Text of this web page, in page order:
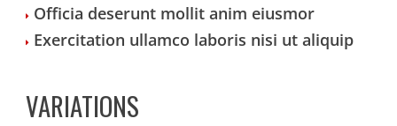
Officia deserunt mollit anim eiusmor
Exercitation ullamco laboris nisi ut aliquip
VARIATIONS